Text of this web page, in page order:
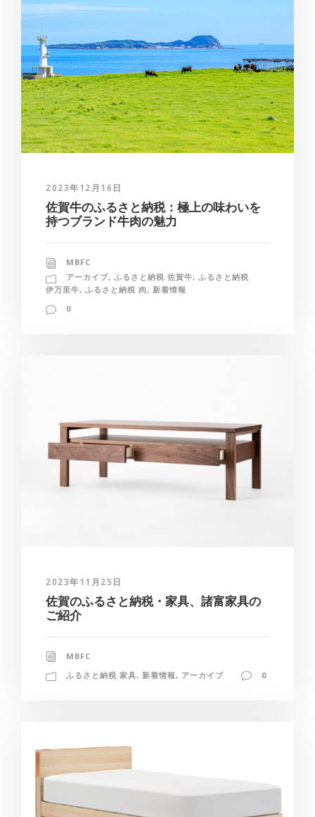
2023年12月16日
佐賀牛のふるさと納税：極上の味わいを
持つブランド牛肉の魅力
MBFC
アーカイブ, ふるさと納税 佐賀牛, ふるさと納税
伊万里牛, ふるさと納税 肉, 新着情報
0
2023年11月25日
佐賀のふるさと納税・家具、諸富家具の
ご紹介
MBFC
ふるさと納税 家具, 新着情報 , アーカイブ 0